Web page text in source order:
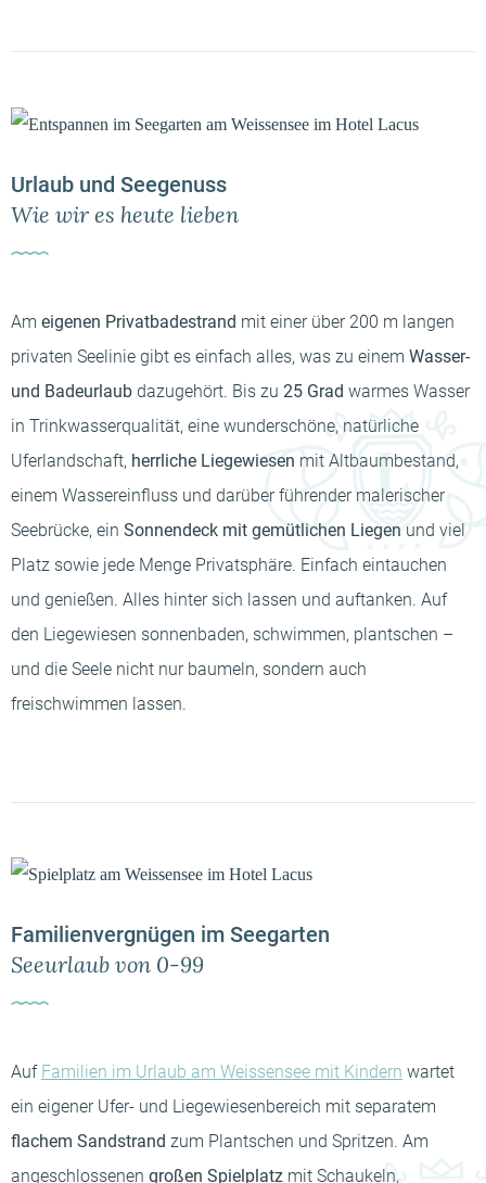
-----
-
Urlaub und Seegenuss
Wie wir es heute lieben
Am eigenen Privatbadestrand mit einer über 200 m langen
privaten Seelinie gibt es einfach alles, was zu einem Wasser-
und Badeurlaub dazugehört. Bis zu 25 Grad warmes Wasser
in Trinkwasserqualität, eine wunderschöne, natürliche
Uferlandschaft, herrliche Liegewiesen mit Altbaumbestand,
einem Wassereinfluss und darüber führender malerischer
Seebrücke, ein Sonnendeck mit gemütlichen Liegen und viel
Platz sowie jede Menge Privatsphäre. Einfach eintauchen
und genießen. Alles hinter sich lassen und auftanken. Auf
den Liegewiesen sonnenbaden, schwimmen, plantschen –
und die Seele nicht nur baumeln, sondern auch
freischwimmen lassen.
Familienvergnügen im Seegarten
Seeurlaub von 0-99
Auf Familien im Urlaub am Weissensee mit Kindern wartet
ein eigener Ufer- und Liegewiesenbereich mit separatem
flachem Sandstrand zum Plantschen und Spritzen. Am
angeschlossenen großen Spielplatz mit Schaukeln,